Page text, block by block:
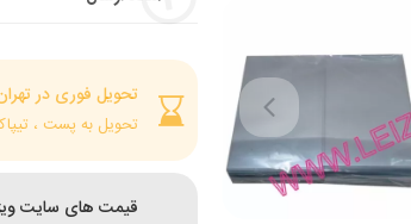
تحویل فوری در
تحویل به پست ،
قیمت های سایت